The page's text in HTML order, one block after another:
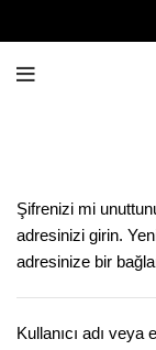
Şifrenizi mi
adresinizi girin.
adresinize bir
Kullanıcı adı veya